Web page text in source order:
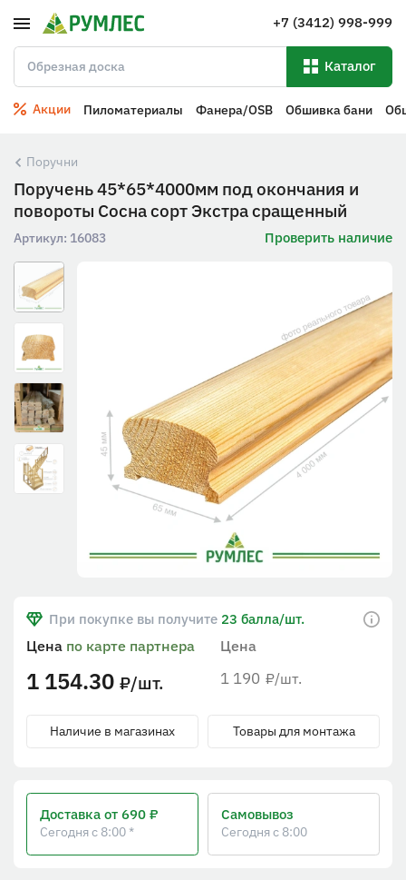
+7 (3412) 998-999
Каталог
Акции Пиломатериалы Фанера/OSB Обшивка бани
Поручни
Поручень 45*65*4000мм под окончания и
повороты Сосна сорт Экстра сращенный
Артикул: 16083 Проверить наличие
При покупке вы получите 23 балла/шт.
Цена
1 190 ₽/шт.
Цена по карте партнера
1 154.30 ₽/шт.
Наличие в магазинах Товары для монтажа
Доставка от 690 ₽
Сегодня с 8:00 *
Самовывоз
Сегодня с 8:00